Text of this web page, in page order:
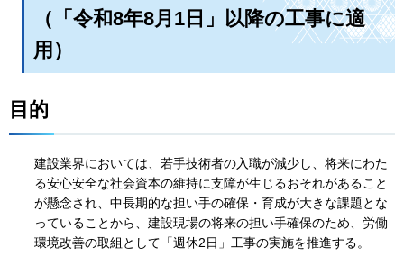
（「令和8年8月1日」以降の工事に適
用）
目的
建設業界においては、若手技術者の入職が減少し、将来にわた
る安心安全な社会資本の維持に支障が生じるおそれがあること
が懸念され、中長期的な担い手の確保・育成が大きな課題とな
っていることから、建設現場の将来の担い手確保のため、労働
環境改善の取組として「週休2日」工事の実施を推進する。